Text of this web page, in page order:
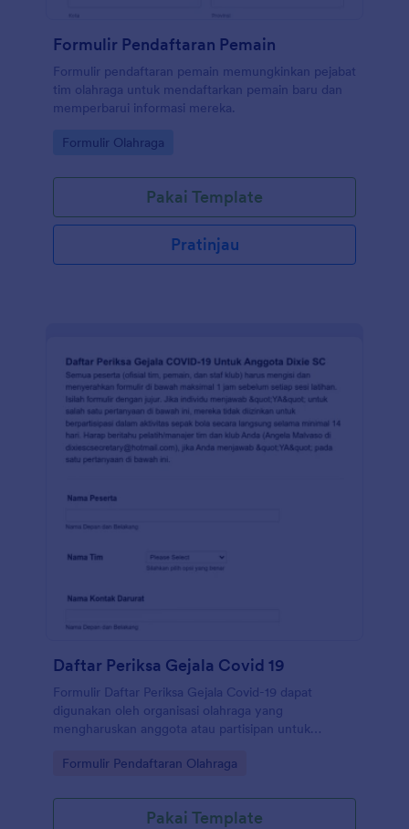
Formulir Pendaftaran Pemain
Formulir pendaftaran pemain memungkinkan pejabat
tim olahraga untuk mendaftarkan pemain baru dan
memperbarui informasi mereka.
Go to Category:
Formulir Olahraga
Pakai Template
Pratinjau
Daftar Periksa Gejala Covid 19
Formulir Daftar Periksa Gejala Covid-19 dapat
digunakan oleh organisasi olahraga yang
mengharuskan anggota atau partisipan untuk
menanyakan informasi pribadi, kontak darurat, serta
apakah mereka telah melakukan kontak dengan
seseorang yang didiagnosis Covid-19 atau bepergian
Go to Category:
Formulir Pendaftaran Olahraga
Pakai Template